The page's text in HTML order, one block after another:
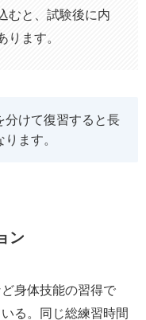
むと、試験後に内
ります。
分けて復習すると長
ます。
ン
身体技能の習得で
る。同じ総練習時間